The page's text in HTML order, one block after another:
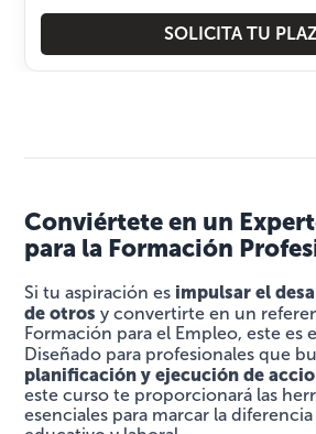
SOLICITA TU
Conviértete en un
para la Formación
Si tu aspiración es impulsar el
de otros y convertirte en un
Formación para el Empleo, este es
Diseñado para profesionales que
planificación y ejecución de
este curso te proporcionará las
esenciales para marcar la